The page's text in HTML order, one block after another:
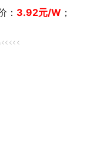
： 3.92元/W ；